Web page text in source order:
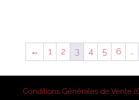
← 1 2 3 4 5 6 …
Conditions Générales de Vente